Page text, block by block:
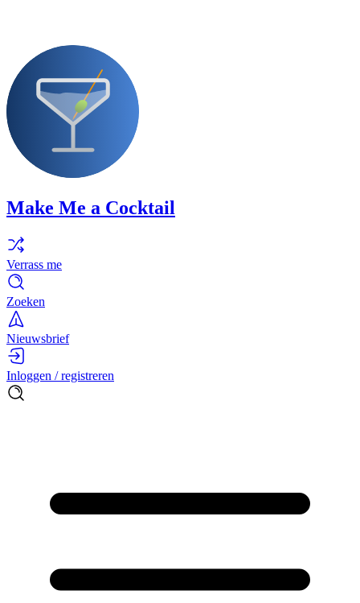
Make Me a Cocktail
Verrass me
Zoeken
Nieuwsbrief
Inloggen / registreren